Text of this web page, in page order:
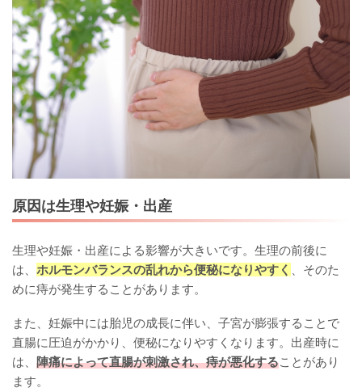
原因は生理や妊娠・出産
生理や妊娠・出産による影響が大きいです。生理の前後に
は、 ホルモンバランスの乱れから便秘になりやすく 、そのた
めに痔が発生することがあります。
また、妊娠中には胎児の成長に伴い、子宮が膨張することで
直腸に圧迫がかかり、便秘になりやすくなります。出産時に
は、 陣痛によって直腸が刺激され、痔が悪化することがあり
ます。